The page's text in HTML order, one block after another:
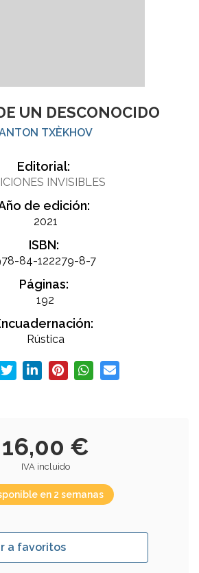
UN DESCONOCIDO
TXÈKHOV
Editorial:
INVISIBLES
de edición:
2021
ISBN:
84-122279-8-7
Páginas:
192
Rústica
16,00 €
IVA incluido
en 2 semanas
a favoritos